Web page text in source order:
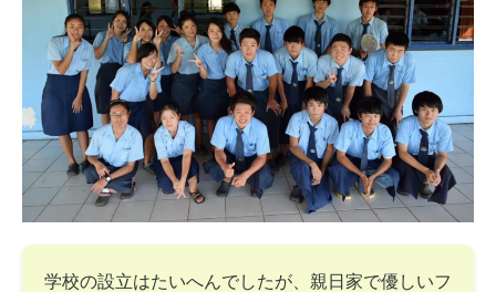
学校の設立はたいへんでしたが、親日家で優しいフ